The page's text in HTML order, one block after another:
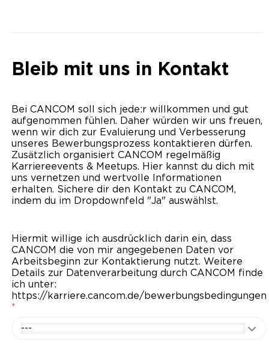
Bleib mit uns in Kontakt
Bei CANCOM soll sich jede:r willkommen und gut
aufgenommen fühlen. Daher würden wir uns freuen,
wenn wir dich zur Evaluierung und Verbesserung
unseres Bewerbungsprozess kontaktieren dürfen.
Zusätzlich organisiert CANCOM regelmäßig
Karriereevents & Meetups. Hier kannst du dich mit
uns vernetzen und wertvolle Informationen
erhalten. Sichere dir den Kontakt zu CANCOM,
indem du im Dropdownfeld "Ja" auswählst.
Hiermit willige ich ausdrücklich darin ein, dass
CANCOM die von mir angegebenen Daten vor
Arbeitsbeginn zur Kontaktierung nutzt. Weitere
Details zur Datenverarbeitung durch CANCOM finde
ich unter:
https://karriere.cancom.de/bewerbungsbedingungen
*
---